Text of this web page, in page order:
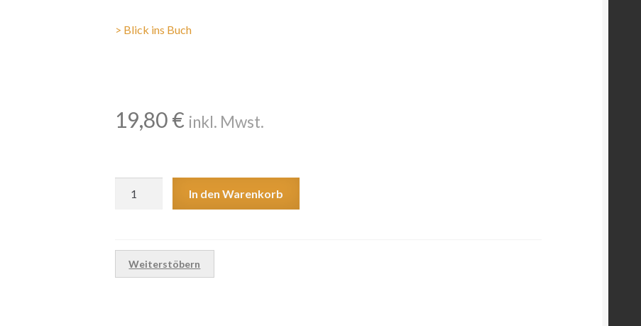
> Blick ins Buch
19,80€ inkl. Mwst.
Grenzstadt
In den Warenkorb
Weiterstöbern